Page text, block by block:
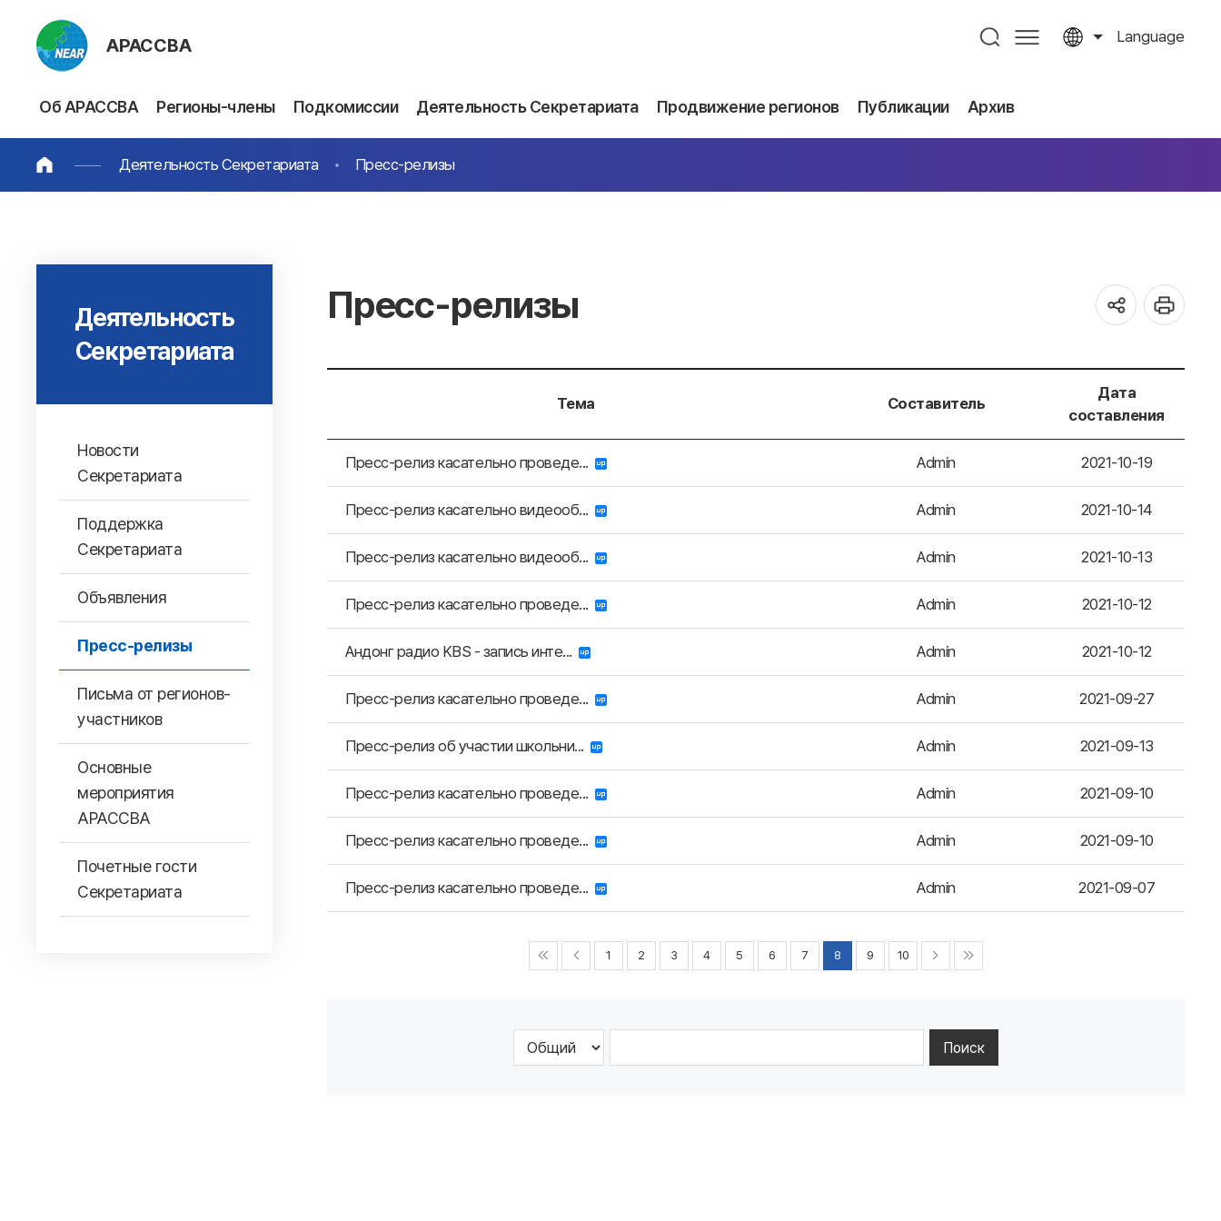
АРАССВА Language
Об АРАССВА Регионы-члены Подкомиссии Деятельность Секретариата Продвижение регионов Публикации Архив
Деятельность Секретариата Пресс-релизы
Деятельность
Секретариата
Новости
Секретариата
Поддержка
Секретариата
Объявления
Пресс-релизы
Письма от регионов-
участников
Основные
мероприятия
АРАССВА
Почетные гости
Секретариата
Пресс-релизы
Тема Составитель
Дата
составления
Пресс-релиз касательно проведе... Admin 2021-10-19
Пресс-релиз касательно видеооб... Admin 2021-10-14
Пресс-релиз касательно видеооб... Admin 2021-10-13
Пресс-релиз касательно проведе... Admin 2021-10-12
Андонг радио KBS - запись инте... Admin 2021-10-12
Пресс-релиз касательно проведе... Admin 2021-09-27
Пресс-релиз об участии школьни... Admin 2021-09-13
Пресс-релиз касательно проведе... Admin 2021-09-10
Пресс-релиз касательно проведе... Admin 2021-09-10
Пресс-релиз касательно проведе... Admin 2021-09-07
1 2 3 4 5 6 7 8 9 10
Поиск